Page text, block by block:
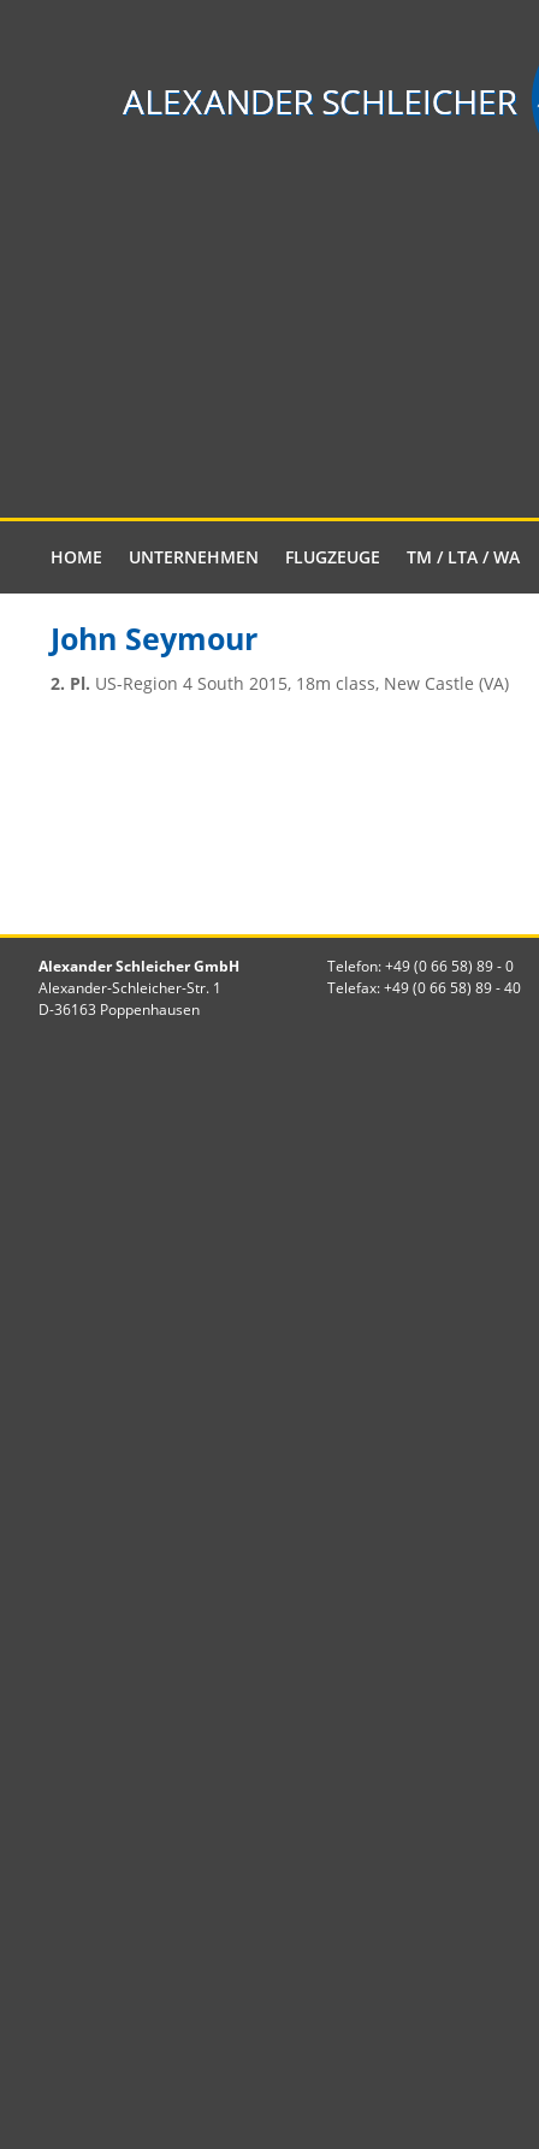
HOME UNTERNEHMEN FLUGZEUGE TM / LTA / WA
John Seymour
2. Pl. US-Region 4 South 2015, 18m class, New Castle (VA)
Alexander Schleicher GmbH
Alexander-Schleicher-Str. 1
D-36163 Poppenhausen
Telefon: +49 (0 66 58) 89 - 0
Telefax: +49 (0 66 58) 89 - 40